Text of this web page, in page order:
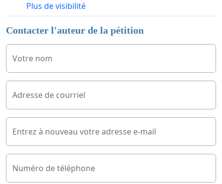
Plus de visibilité
Contacter l'auteur de la pétition
Votre nom
Adresse de courriel
Entrez à nouveau votre adresse e-mail
Numéro de téléphone